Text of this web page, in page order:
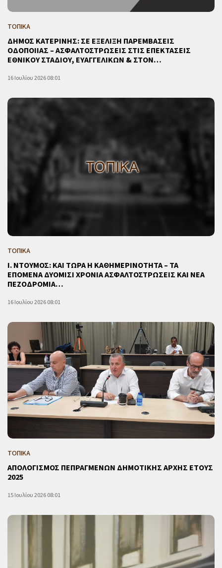
ΤΟΠΙΚΑ
ΔΗΜΟΣ ΚΑΤΕΡΙΝΗΣ: ΣΕ ΕΞΕΛΙΞΗ ΠΑΡΕΜΒΑΣΕΙΣ
ΟΔΟΠΟΙΙΑΣ – ΑΣΦΑΛΤΟΣΤΡΩΣΕΙΣ ΣΤΙΣ ΕΠΕΚΤΑΣΕΙΣ
ΕΘΝΙΚΟΥ ΣΤΑΔΙΟΥ, ΕΥΑΓΓΕΛΙΚΩΝ & ΣΤΟΝ…
16 Ιουλίου 2026 08:01
ΤΟΠΙΚΑ
Ι. ΝΤΟΥΜΟΣ: ΚΑΙ ΤΩΡΑ Η ΚΑΘΗΜΕΡΙΝΟΤΗΤΑ – ΤΑ
ΕΠΟΜΕΝΑ ΔΥΟΜΙΣΙ ΧΡΟΝΙΑ ΑΣΦΑΛΤΟΣΤΡΩΣΕΙΣ ΚΑΙ ΝΕΑ
ΠΕΖΟΔΡΟΜΙΑ…
16 Ιουλίου 2026 08:01
ΤΟΠΙΚΑ
ΑΠΟΛΟΓΙΣΜΟΣ ΠΕΠΡΑΓΜΕΝΩΝ ΔΗΜΟΤΙΚΗΣ ΑΡΧΗΣ ΕΤΟΥΣ
2025
15 Ιουλίου 2026 08:01